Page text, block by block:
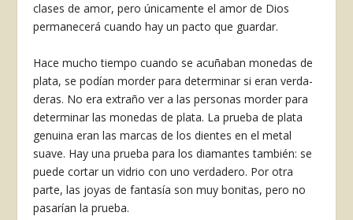
cla­ses de amor, pero únicamente el amor de Dios
permanecerá cuando hay un pacto que guardar.
Hace mucho tiempo cuando se acu­ñaban monedas de
plata, se podían morder para determinar si eran verda­
deras. No era extraño ver a las perso­nas morder para
determinar las mone­das de plata. La prueba de plata
ge­nuina eran las marcas de los dientes en el metal
suave. Hay una prueba para los diamantes también: se
puede cortar un vidrio con uno verdadero. Por otra
parte, las joyas de fantasía son muy bonitas, pero no
pasarían la prueba.